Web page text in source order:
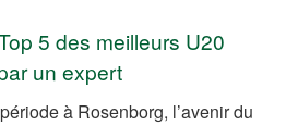
5 des meilleurs U20
un expert
à Rosenborg, l’avenir du